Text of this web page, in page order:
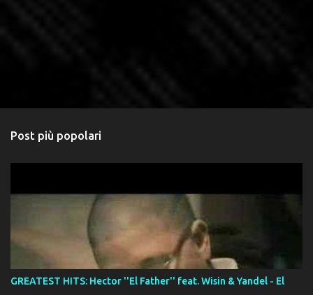
Post più popolari
GREATEST HITS: Hector ''El Father'' feat. Wisin & Yandel - El